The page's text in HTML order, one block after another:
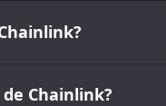
Chainlink?